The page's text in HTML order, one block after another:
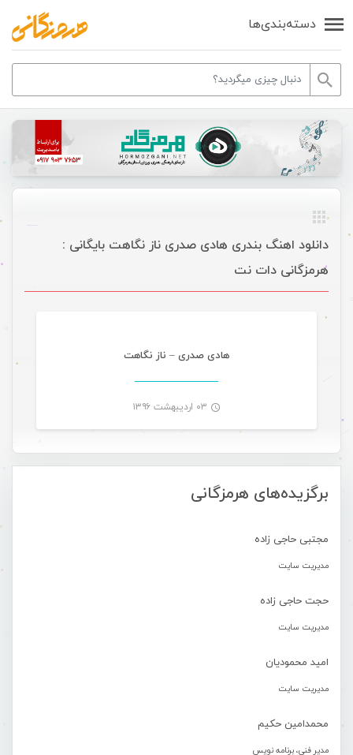
دسته‌بندی‌ها
برگزیده‌های هرمزگانی
مجتبی حاجی زاده
مدیریت سایت
حجت حاجی زاده
مدیریت سایت
امید محمودیان
مدیریت سایت
محمدامین حکیم
مدیر فنی، برنامه نویس
دانلود اهنگ بندری هادی صدری ناز نگاهت بایگانی :
هرمزگانی دات نت
هادی صدری – ناز نگاهت
۰۳ اردیبهشت ۱۳۹۶